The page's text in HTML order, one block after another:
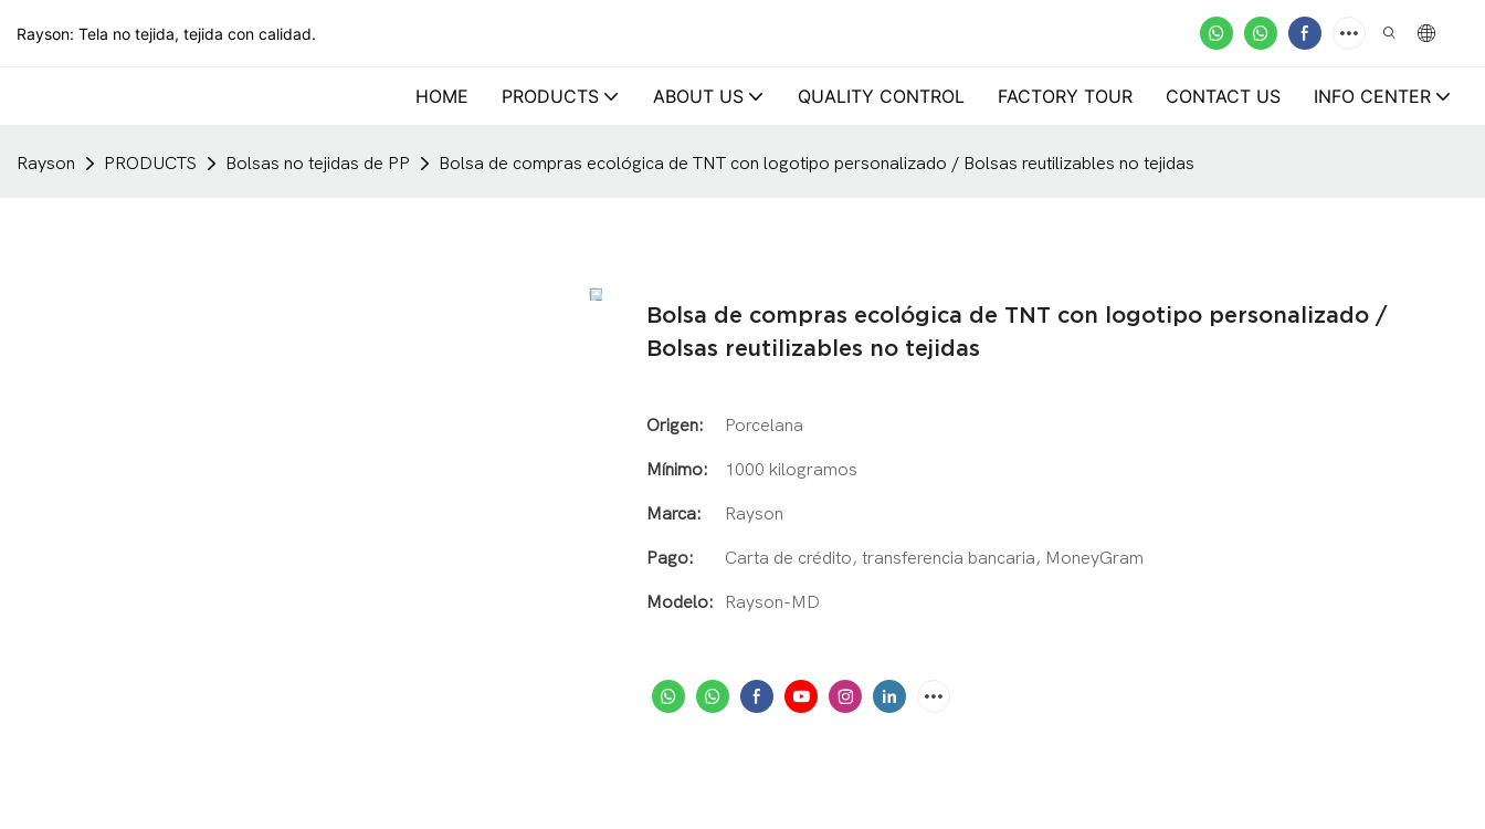
Rayson: Tela no tejida, tejida con calidad.
HOME PRODUCTS ABOUT US QUALITY CONTROL FACTORY TOUR CONTACT US INFO CENTER
Rayson PRODUCTS Bolsas no tejidas de PP Bolsa de compras ecológica de TNT con logotipo personalizado / Bolsas reutilizables no tejidas
Bolsa de compras ecológica de TNT con logotipo personalizado /
Bolsas reutilizables no tejidas
Origen: Porcelana
Mínimo: 1000 kilogramos
Marca: Rayson
Pago: Carta de crédito, transferencia bancaria, MoneyGram
Modelo: Rayson-MD